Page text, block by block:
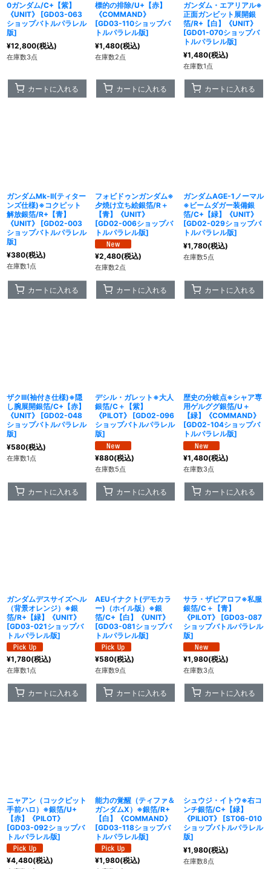
0ガンダム/C+【紫】
《UNIT》
[GD03-063
ショップバトルパラレル
版]
¥12,800(税込)
在庫数3点
カートに入れる
標的の排除/U+【赤】
《COMMAND》
[GD03-110ショップバ
トルパラレル版]
¥1,480(税込)
在庫数2点
カートに入れる
ガンダム・エアリアル※
正面ガンビット展開銀
箔/R+【白】《UNIT》
[GD01-070ショップバ
トルパラレル版]
¥1,480(税込)
在庫数1点
カートに入れる
ガンダムMk-II(ティター
ンズ仕様)※コクピット
解放銀箔/R+【青】
《UNIT》
[GD02-003
ショップバトルパラレル
版]
¥380(税込)
在庫数1点
カートに入れる
フォビドゥンガンダム※
夕焼け立ち絵銀箔/R＋
【青】《UNIT》
[GD02-006ショップバ
トルパラレル版]
¥2,480(税込)
在庫数2点
カートに入れる
ガンダムAGE-1ノーマル
※ビームダガー装備銀
箔/C+【緑】《UNIT》
[GD02-029ショップバ
トルパラレル版]
¥1,780(税込)
在庫数5点
カートに入れる
ザクIII(袖付き仕様)※隠
し腕展開銀箔/C+【赤】
《UNIT》
[GD02-048
ショップバトルパラレル
版]
¥580(税込)
在庫数1点
カートに入れる
デシル・ガレット※大人
銀箔/C＋【紫】
《PILOT》
[GD02-096
ショップバトルパラレル
版]
¥880(税込)
在庫数5点
カートに入れる
歴史の分岐点※シャア専
用ゲルググ銀箔/U＋
【緑】《COMMAND》
[GD02-104ショップバ
トルパラレル版]
¥1,480(税込)
在庫数3点
カートに入れる
ガンダムデスサイズヘル
（背景オレンジ）※銀
箔/R+【緑】《UNIT》
[GD03-021ショップバ
トルパラレル版]
¥1,780(税込)
在庫数1点
カートに入れる
AEUイナクト(デモカラ
ー)（ホイル版）※銀
箔/C+【白】《UNIT》
[GD03-081ショップバ
トルパラレル版]
¥580(税込)
在庫数9点
カートに入れる
サラ・ザビアロフ※私服
銀箔/C＋【青】
《PILOT》
[GD03-087
ショップバトルパラレル
版]
¥1,980(税込)
在庫数3点
カートに入れる
ニャアン（コックピット
手前ハロ）※銀箔/U+
【赤】《PILOT》
[GD03-092ショップバ
トルパラレル版]
¥4,480(税込)
能力の覚醒（ティファ＆
ガンダムX）※銀箔/R+
【白】《COMMAND》
[GD03-118ショップバ
トルパラレル版]
¥1,980(税込)
シュウジ・イトウ※右コ
ンチ銀箔/C+【緑】
《PILIOT》
[ST06-010
ショップバトルパラレル
版]
¥1,980(税込)
在庫数8点